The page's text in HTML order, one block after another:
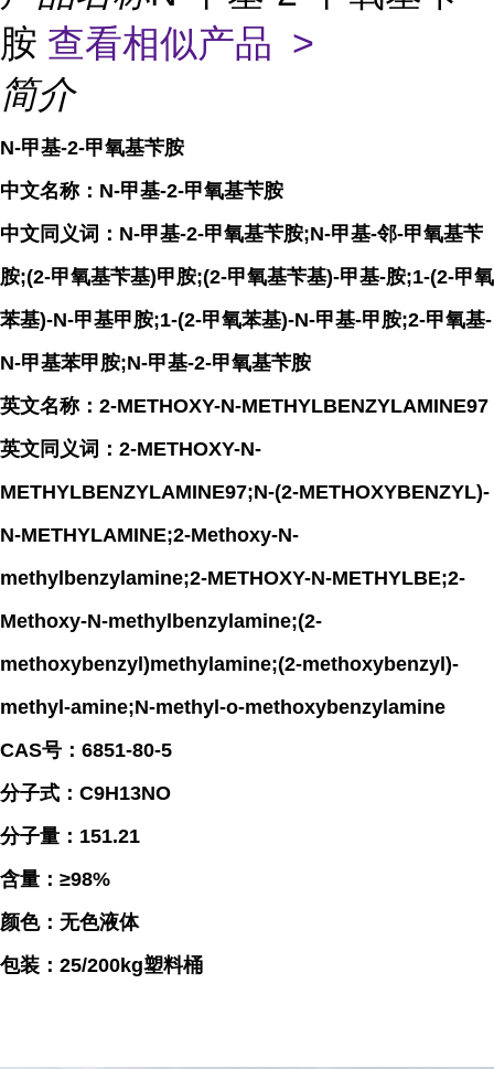
胺 查看相似产品 >
简介
N-甲基-2-甲氧基苄胺
中文名称：N-甲基-2-甲氧基苄胺
中文同义词：N-甲基-2-甲氧基苄胺;N-甲基-邻-甲氧基苄
胺;(2-甲氧基苄基)甲胺;(2-甲氧基苄基)-甲基-胺;1-(2-甲氧
苯基)-N-甲基甲胺;1-(2-甲氧苯基)-N-甲基-甲胺;2-甲氧基-
N-甲基苯甲胺;N-甲基-2-甲氧基苄胺
英文名称：2-METHOXY-N-METHYLBENZYLAMINE97
英文同义词：2-METHOXY-N-
METHYLBENZYLAMINE97;N-(2-METHOXYBENZYL)-
N-METHYLAMINE;2-Methoxy-N-
methylbenzylamine;2-METHOXY-N-METHYLBE;2-
Methoxy-N-methylbenzylamine;(2-
methoxybenzyl)methylamine;(2-methoxybenzyl)-
methyl-amine;N-methyl-o-methoxybenzylamine
CAS号：6851-80-5
分子式：C9H13NO
分子量：151.21
含量：≥98%
颜色：无色液体
包装：25/200kg塑料桶